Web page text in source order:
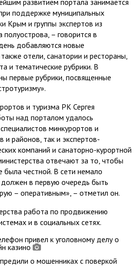
развитием портала занимается
поддержке муниципальных
Крым и группы экспертов из
полуострова, – говорится в
добавляются новые
отели, санатории и рестораны,
и тематические рубрики. В
первые рубрики, посвященные
и туризма РК Сергея
над порталом удалось
минкурортов и
и районов, так и экспертов-
компаний и санаторно-курортной
отвечают за то, чтобы
была честной. В сети немало
в первую очередь быть
– оперативным», – отметил он.
работа по продвижению
и в социальных сетях.
привел к уголовному делу о
казино
о мошенниках с поверкой